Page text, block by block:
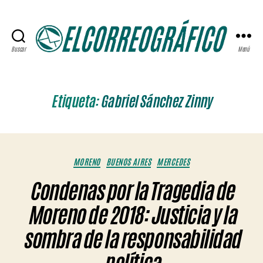
Buscar Menú
Etiqueta:Gabriel Sánchez Zinny
Categorías
MORENO BUENOS AIRES MERCEDES
Condenas por la Tragedia de
Moreno de 2018: Justicia y la
sombra de la responsabilidad